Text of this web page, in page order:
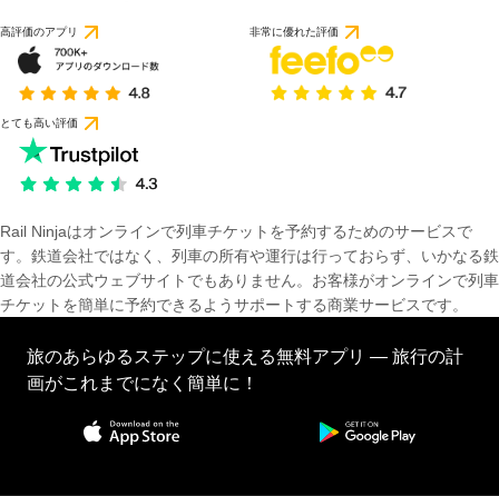
高評価のアプリ 非常に優れた評価
とても高い評価
Rail Ninjaはオンラインで列車チケットを予約するためのサービスで
す。鉄道会社ではなく、列車の所有や運行は行っておらず、いかなる鉄
道会社の公式ウェブサイトでもありません。お客様がオンラインで列車
チケットを簡単に予約できるようサポートする商業サービスです。
旅のあらゆるステップに使える無料アプリ — 旅行の計
画がこれまでになく簡単に！